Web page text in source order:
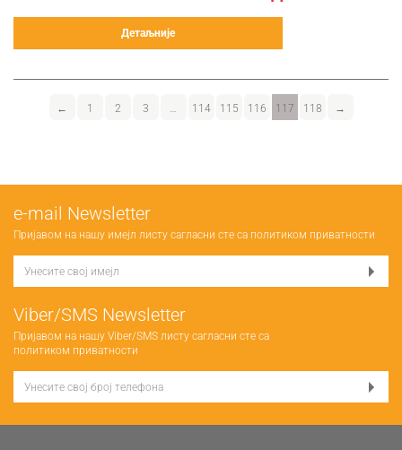
Детаљније
← 1 2 3 114 115 116 117 118 →
е-mail Newsletter
Пријавом на нашу имејл листу сагласни сте са политиком приватности
Viber/SMS Newsletter
Пријавом на нашу Viber/SMS листу сагласни сте са
политиком приватности